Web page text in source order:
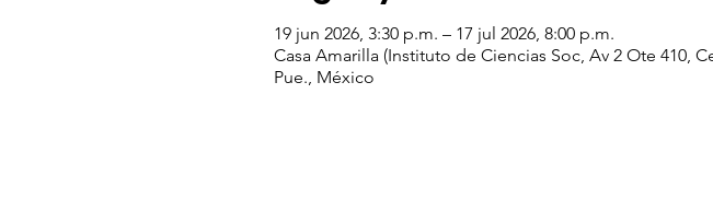
19 jun 2026, 3:30 p.m. – 17 jul 2026, 8:00 p.m.
Casa Amarilla (Instituto de Ciencias Soc, Av 2 Ote 410,
Pue., México